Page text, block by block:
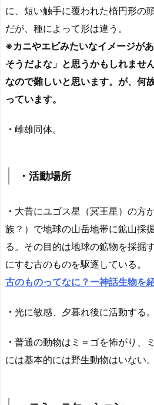
に、短い触手に覆われた楕円形の
だが、種によって形は違う。
※カニやエビみたいなイメージが
そうだよな」と思うかもしれませ
なので難しいと思います。が、何
っています。
・ 雌雄同体。
・活動場所
・ 大昔にユゴス星（冥王星）の方
族？）で地球の山岳地帯に鉱山採
る。その目的は地球の鉱物を採掘す
にすむ古のものを駆逐している。
古のものってなに？ー神話生物を
・ 光に敏感、夕暮れ後に活動する。
・ 普通の動物はミ＝ゴを怖がり、
には基本的には野生動物はいない。